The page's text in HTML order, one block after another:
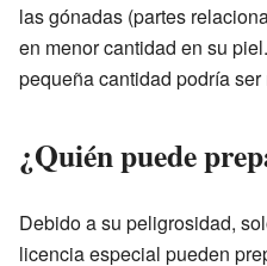
las gónadas (partes
en menor cantidad en su
pequeña cantidad podría
¿Quién puede
Debido a su peligrosidad,
licencia especial pueden